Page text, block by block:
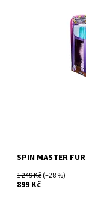
SPIN MASTER
1 249 Kč(–28 %)
899 Kč